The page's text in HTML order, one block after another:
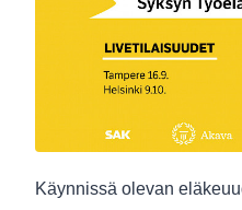
Käynnissä olevan